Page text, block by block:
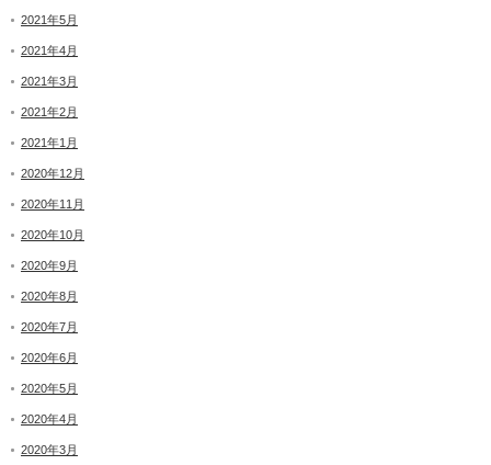
2021年5月
2021年4月
2021年3月
2021年2月
2021年1月
2020年12月
2020年11月
2020年10月
2020年9月
2020年8月
2020年7月
2020年6月
2020年5月
2020年4月
2020年3月